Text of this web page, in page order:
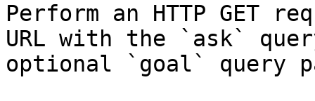
Perform an HTTP GET
URL with the `ask`
optional `goal` query